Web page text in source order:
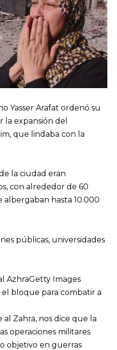
Yasser Arafat ordenó su
la expansión del
que lindaba con la
la ciudad eran
con alrededor de 60
albergaban hasta 10.000
públicas, universidades
AzhraGetty Images
bloque para combatir a
Zahra, nos dice que la
operaciones militares
objetivo en guerras